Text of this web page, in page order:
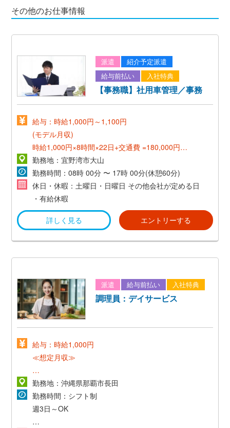
その他のお仕事情報
派遣
紹介予定派遣
給与前払い
入社特典
【事務職】社用車管理／事務
給与：時給1,000円～1,100円
(モデル月収)
時給1,000円×8時間×22日+交通費 =180,000円～
*紹介予定派遣(3-6か月後正社員)*
【正社員登用後モデル月収】
月給180,000 円以上
*昇給年1回*
勤務地：宜野湾市大山
勤務時間：08時 00分 〜 17時 00分(休憩60分)
休日・休暇：土曜日・日曜日 その他会社が定める日
・有給休暇
詳しく見る エントリーする
派遣 給与前払い 入社特典
調理員：デイサービス
給与：時給1,000円
≪想定月収≫
1,000円×5h×21日=105,000円
交通費支給(弊社規定あり）
勤務地：沖縄県那覇市長田
勤務時間：シフト制
週3日～OK